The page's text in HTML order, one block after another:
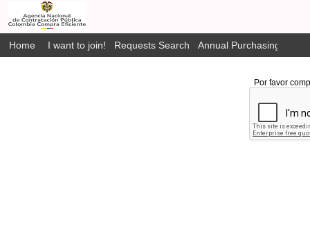
Home I want to join! Requests Search Annual Purchasing Plan
Por favor